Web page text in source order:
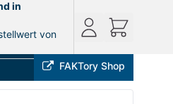
in
von
FAKTory Shop